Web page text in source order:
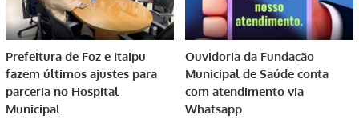
Prefeitura de Foz e Itaipu
fazem últimos ajustes para
parceria no Hospital
Municipal
Ouvidoria da Fundação
Municipal de Saúde conta
com atendimento via
Whatsapp